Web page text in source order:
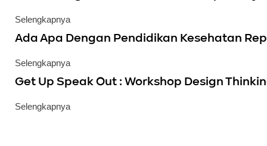
Selengkapnya
Ada Apa Dengan Pendidikan Kesehatan
Selengkapnya
Get Up Speak Out : Workshop Design
Selengkapnya